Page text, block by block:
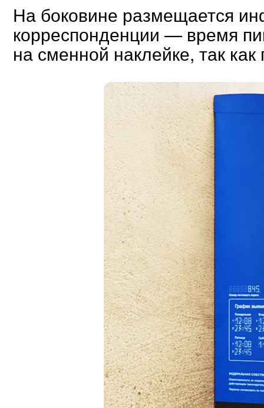
На боковине размещается
корреспонденции — время
на сменной наклейке, так